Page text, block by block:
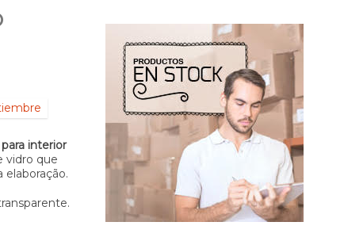
interior
vidro que
elaboração.